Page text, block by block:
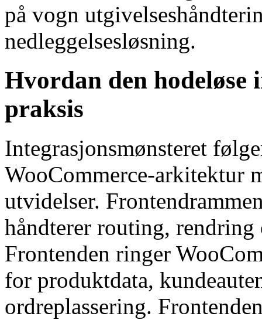
på vogn
nedleggelsesløsning.
Hvordan den hodeløse
praksis
Integrasjonsmønsteret
WooCommerce-arkitektur
utvidelser.
håndterer routing,
Frontenden ringer
for produktdata,
ordreplassering.